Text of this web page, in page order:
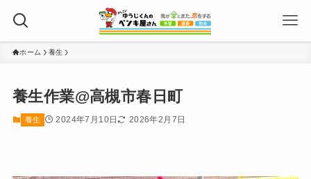
ホーム 養生
養生作業@高槻市春日町
養生 2024年7月10日 2026年2月7日